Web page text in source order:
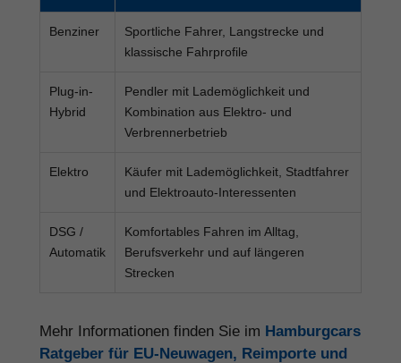
Benziner
Sportliche Fahrer, Langstrecke und
klassische Fahrprofile
Plug-in-
Hybrid
Pendler mit Lademöglichkeit und
Kombination aus Elektro- und
Verbrennerbetrieb
Elektro
Käufer mit Lademöglichkeit, Stadtfahrer
und Elektroauto-Interessenten
DSG /
Automatik
Komfortables Fahren im Alltag,
Berufsverkehr und auf längeren
Strecken
Mehr Informationen finden Sie im Hamburgcars
Ratgeber für EU-Neuwagen, Reimporte und